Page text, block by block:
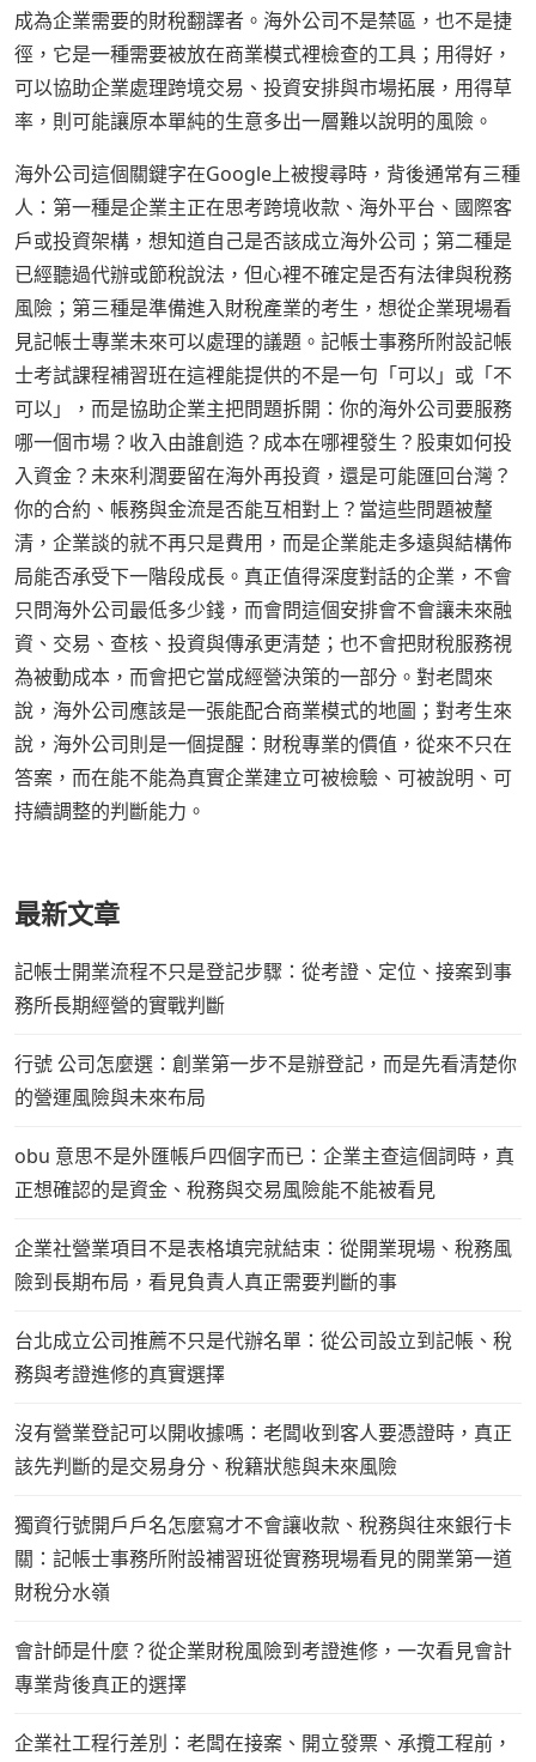
成為企業需要的財稅翻譯者。海外公司不是禁區，也不是捷
徑，它是一種需要被放在商業模式裡檢查的工具；用得好，
可以協助企業處理跨境交易、投資安排與市場拓展，用得草
率，則可能讓原本單純的生意多出一層難以說明的風險。
海外公司這個關鍵字在Google上被搜尋時，背後通常有三種
人：第一種是企業主正在思考跨境收款、海外平台、國際客
戶或投資架構，想知道自己是否該成立海外公司；第二種是
已經聽過代辦或節稅說法，但心裡不確定是否有法律與稅務
風險；第三種是準備進入財稅產業的考生，想從企業現場看
見記帳士專業未來可以處理的議題。記帳士事務所附設記帳
士考試課程補習班在這裡能提供的不是一句「可以」或「不
可以」，而是協助企業主把問題拆開：你的海外公司要服務
哪一個市場？收入由誰創造？成本在哪裡發生？股東如何投
入資金？未來利潤要留在海外再投資，還是可能匯回台灣？
你的合約、帳務與金流是否能互相對上？當這些問題被釐
清，企業談的就不再只是費用，而是企業能走多遠與結構佈
局能否承受下一階段成長。真正值得深度對話的企業，不會
只問海外公司最低多少錢，而會問這個安排會不會讓未來融
資、交易、查核、投資與傳承更清楚；也不會把財稅服務視
為被動成本，而會把它當成經營決策的一部分。對老闆來
說，海外公司應該是一張能配合商業模式的地圖；對考生來
說，海外公司則是一個提醒：財稅專業的價值，從來不只在
答案，而在能不能為真實企業建立可被檢驗、可被說明、可
持續調整的判斷能力。
最新文章
記帳士開業流程不只是登記步驟：從考證、定位、接案到事
務所長期經營的實戰判斷
行號 公司怎麼選：創業第一步不是辦登記，而是先看清楚你
的營運風險與未來布局
obu 意思不是外匯帳戶四個字而已：企業主查這個詞時，真
正想確認的是資金、稅務與交易風險能不能被看見
企業社營業項目不是表格填完就結束：從開業現場、稅務風
險到長期布局，看見負責人真正需要判斷的事
台北成立公司推薦不只是代辦名單：從公司設立到記帳、稅
務與考證進修的真實選擇
沒有營業登記可以開收據嗎：老闆收到客人要憑證時，真正
該先判斷的是交易身分、稅籍狀態與未來風險
獨資行號開戶戶名怎麼寫才不會讓收款、稅務與往來銀行卡
關：記帳士事務所附設補習班從實務現場看見的開業第一道
財稅分水嶺
會計師是什麼？從企業財稅風險到考證進修，一次看見會計
專業背後真正的選擇
企業社工程行差別：老闆在接案、開立發票、承攬工程前，